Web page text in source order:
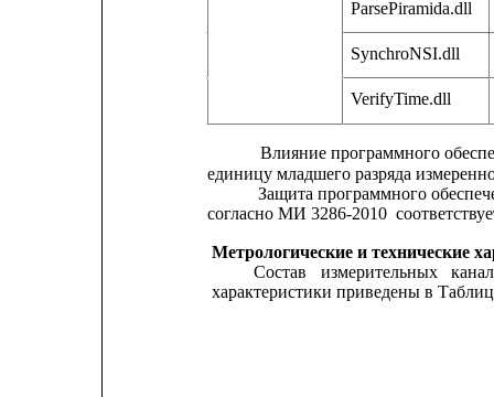
ParsePiramida.dll
SynchroNSI.dll
VerifyTime.dll
Влияние программного
единицу младшего разряда
Защита программного
согласно МИ 3286-2010
Метрологические и технические
Состав
измерительных
характеристики приведены в